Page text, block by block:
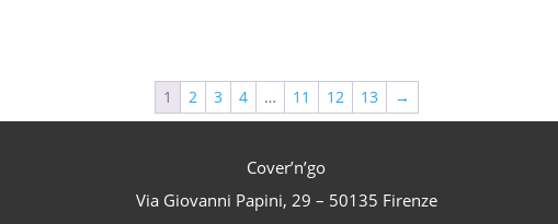
1 2 3 4 … 11 12 13 →
Cover’n’go
Via Giovanni Papini, 29 – 50135 Firenze